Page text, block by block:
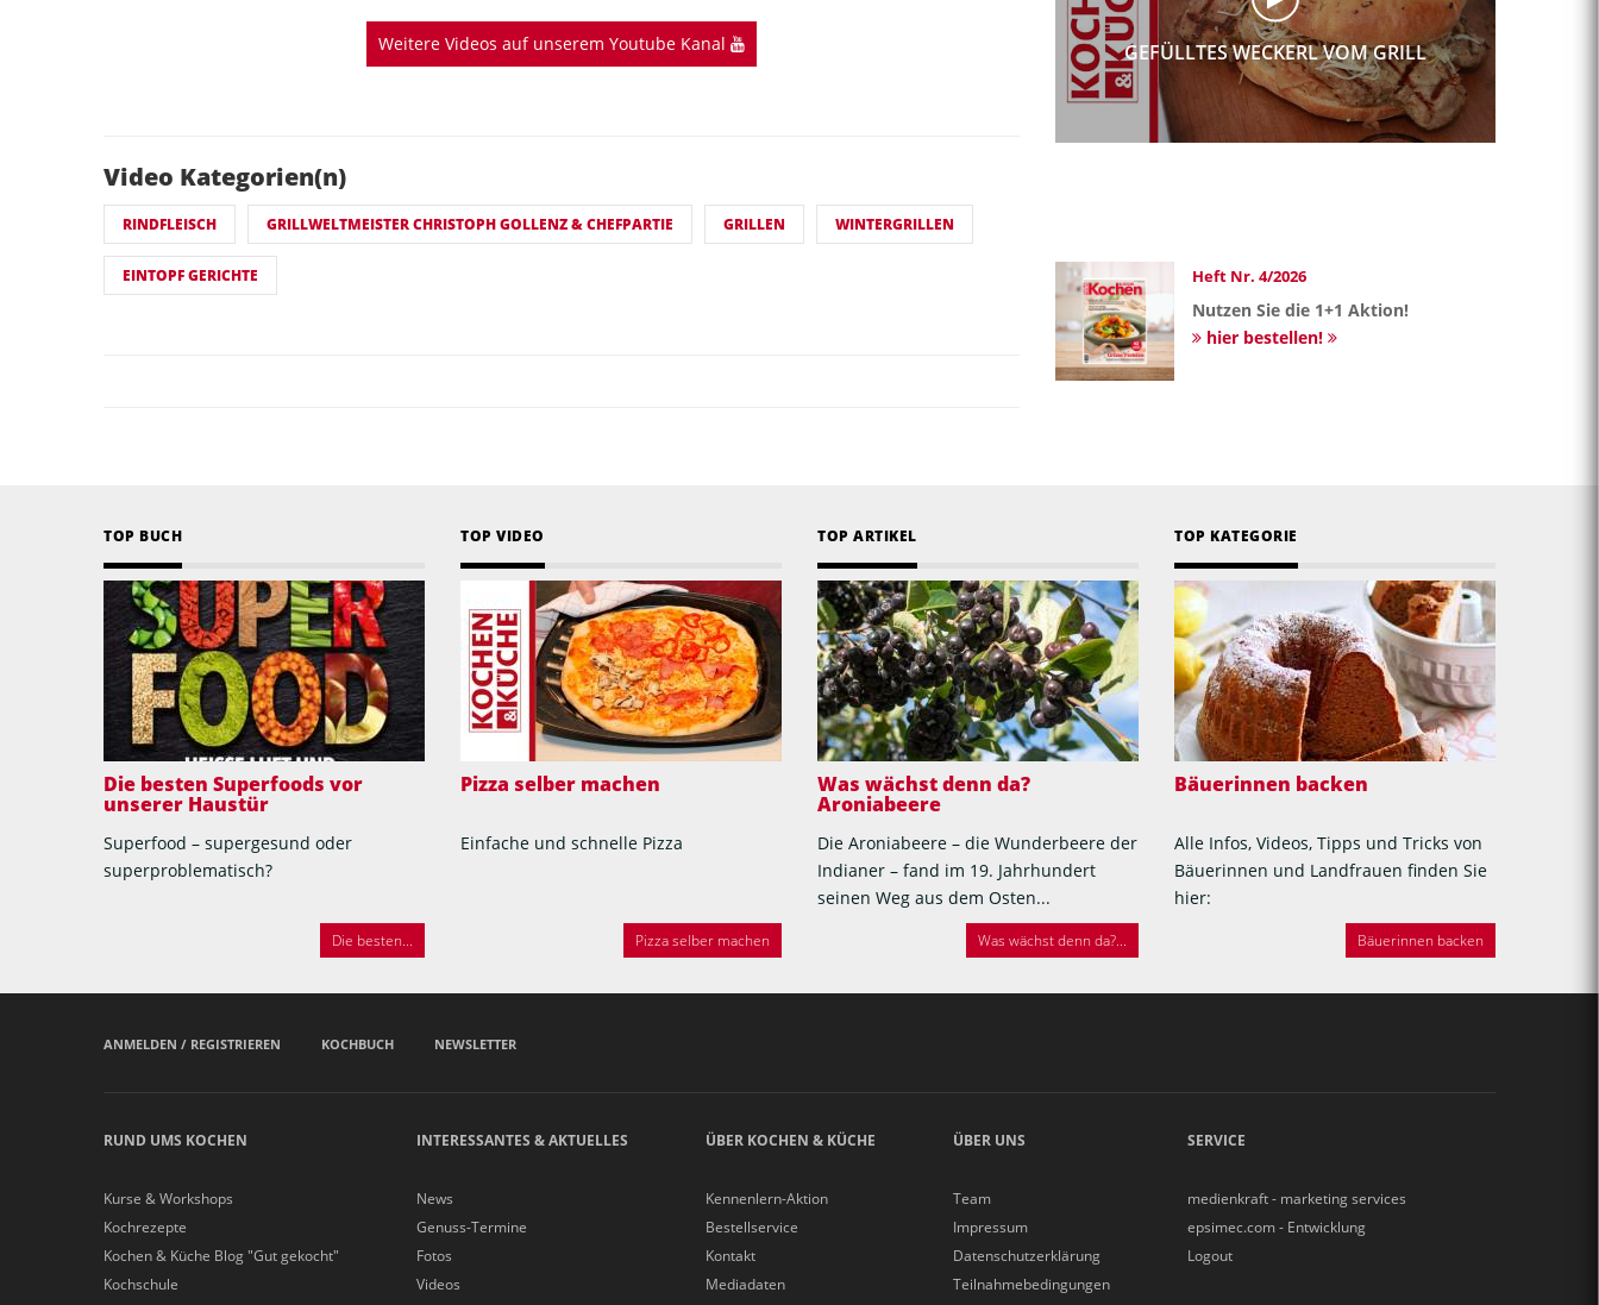
Weitere Videos auf unserem Youtube Kanal
Video Kategorien(n)
RINDFLEISCH GRILLWELTMEISTER CHRISTOPH GOLLENZ & CHEFPARTIE GRILLEN WINTERGRILLEN
EINTOPF GERICHTE
GEFÜLLTES WECKERL VOM GRILL
Heft Nr. 4/2026
Nutzen Sie die 1+1 Aktion!
hier bestellen!
TOP BUCH
Die besten Superfoods vor
unserer Haustür
Superfood – supergesund oder
superproblematisch?
Die besten...
TOP VIDEO
Pizza selber machen
Einfache und schnelle Pizza
Pizza selber machen
TOP ARTIKEL
Was wächst denn da?
Aroniabeere
Die Aroniabeere – die Wunderbeere der
Indianer – fand im 19. Jahrhundert
seinen Weg aus dem Osten...
Was wächst denn da?...
TOP KATEGORIE
Bäuerinnen backen
Alle Infos, Videos, Tipps und Tricks von
Bäuerinnen und Landfrauen finden Sie
hier:
Bäuerinnen backen
ANMELDEN / REGISTRIEREN KOCHBUCH NEWSLETTER
RUND UMS KOCHEN
Kurse & Workshops
Kochrezepte
Kochen & Küche Blog "Gut gekocht"
Kochschule
INTERESSANTES & AKTUELLES
News
Genuss-Termine
Fotos
Videos
ÜBER KOCHEN & KÜCHE
Kennenlern-Aktion
Bestellservice
Kontakt
Mediadaten
ÜBER UNS
Team
Impressum
Datenschutzerklärung
Teilnahmebedingungen
SERVICE
medienkraft - marketing services
epsimec.com - Entwicklung
Logout